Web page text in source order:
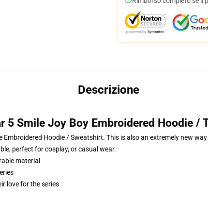
Descrizione
5 Smile Joy Boy Embroidered Hoodie /
Hoodie / Sweatshirt. This is also an extremely new
perfect for cosplay, or casual wear.
material
love for the series